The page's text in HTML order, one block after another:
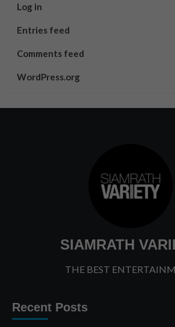
Log in
Entries feed
Comments feed
WordPress.org
SIAMRATH
THE BEST
Recent Posts